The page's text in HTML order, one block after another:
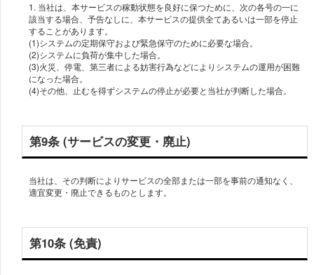
1. 当社は、本サービスの稼動状態を良好に保つために、次の各号の一に
該当する場合、予告なしに、本サービスの提供全てあるいは一部を停止
することがあります。
(1)システムの定期保守および緊急保守のために必要な場合。
(2)システムに負荷が集中した場合。
(3)火災、停電、第三者による妨害行為などによりシステムの運用が困難
になった場合。
(4)その他、止むを得ずシステムの停止が必要と当社が判断した場合。
第9条 (サービスの変更・廃止)
当社は、その判断によりサービスの全部または一部を事前の通知なく、
適宜変更・廃止できるものとします。
第10条 (免責)